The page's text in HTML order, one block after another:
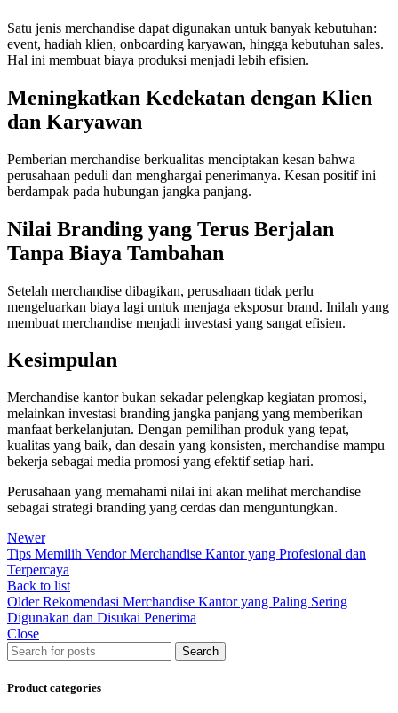
Satu jenis merchandise dapat digunakan untuk banyak kebutuhan:
event, hadiah klien, onboarding karyawan, hingga kebutuhan sales.
Hal ini membuat biaya produksi menjadi lebih efisien.
Meningkatkan Kedekatan dengan Klien
dan Karyawan
Pemberian merchandise berkualitas menciptakan kesan bahwa
perusahaan peduli dan menghargai penerimanya. Kesan positif ini
berdampak pada hubungan jangka panjang.
Nilai Branding yang Terus Berjalan
Tanpa Biaya Tambahan
Setelah merchandise dibagikan, perusahaan tidak perlu
mengeluarkan biaya lagi untuk menjaga eksposur brand. Inilah yang
membuat merchandise menjadi investasi yang sangat efisien.
Kesimpulan
Merchandise kantor bukan sekadar pelengkap kegiatan promosi,
melainkan investasi branding jangka panjang yang memberikan
manfaat berkelanjutan. Dengan pemilihan produk yang tepat,
kualitas yang baik, dan desain yang konsisten, merchandise mampu
bekerja sebagai media promosi yang efektif setiap hari.
Perusahaan yang memahami nilai ini akan melihat merchandise
sebagai strategi branding yang cerdas dan menguntungkan.
Newer
Tips Memilih Vendor Merchandise Kantor yang Profesional dan
Terpercaya
Back to list
Older Rekomendasi Merchandise Kantor yang Paling Sering
Digunakan dan Disukai Penerima
Close
Search
Product categories